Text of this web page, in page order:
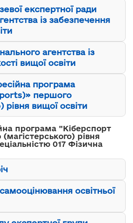
експертної ради
із забезпечення
агентства із
вищої освіти
програма
першого
рівня вищої освіти
програма "Кіберспорт
рівня
017 Фізична
освітньої